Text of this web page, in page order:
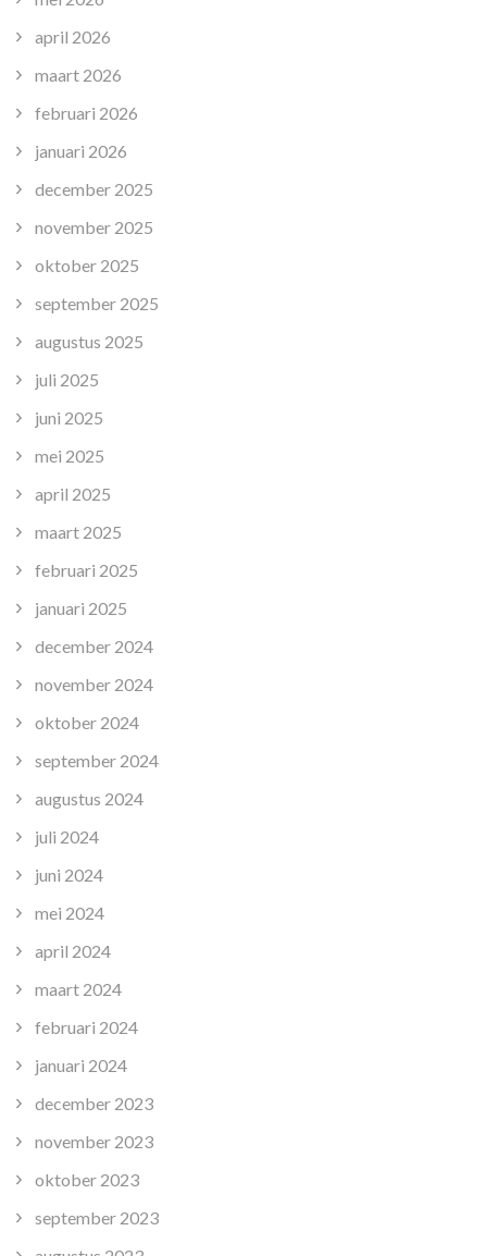
april 2026
maart 2026
februari 2026
januari 2026
december 2025
november 2025
oktober 2025
september 2025
augustus 2025
juli 2025
juni 2025
mei 2025
april 2025
maart 2025
februari 2025
januari 2025
december 2024
november 2024
oktober 2024
september 2024
augustus 2024
juli 2024
juni 2024
mei 2024
april 2024
maart 2024
februari 2024
januari 2024
december 2023
november 2023
oktober 2023
september 2023